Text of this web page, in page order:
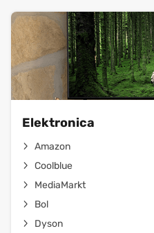
Elektronica
Amazon
Coolblue
MediaMarkt
Bol
Dyson